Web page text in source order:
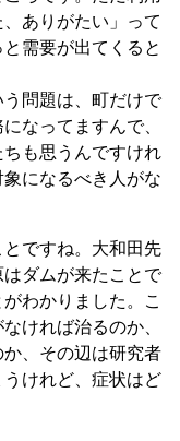
ありがたい」って
需要が出てくると
問題は、町だけで
なってますんで、
ちも思うんですけれ
になるべき人がな
ですね。大和田先
ダムが来たことで
わかりました。こ
ければ治るのか、
、その辺は研究者
けれど、症状はど